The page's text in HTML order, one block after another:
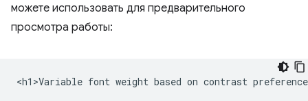
можете использовать для предварительного
просмотра работы:
<h1>Variable font weight based on contrast